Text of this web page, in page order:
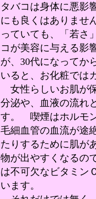
タバコは身体に悪
にも良くはありま
っていても、「若さ
コが美容に与える影
が、30代になってか
いると、お化粧では
女性らしいお肌が
分泌や、血液の流れ
す。 喫煙はホルモ
毛細血管の血流が途
たりするために肌が
物が出やすくなるの
は不可欠なビタミン
います。